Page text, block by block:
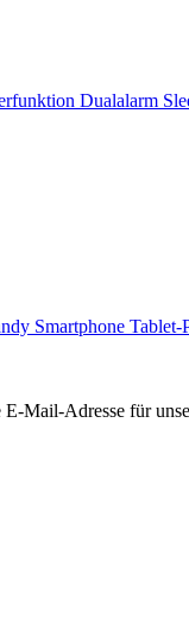
Dualalarm
Smartphone Tablet-
Mail-Adresse für